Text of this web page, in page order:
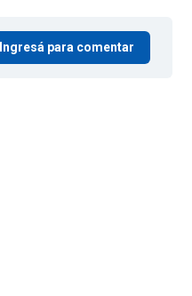
Ingresá para comentar